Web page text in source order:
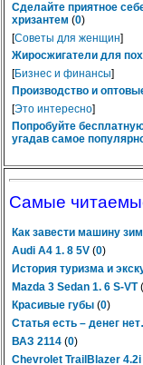
Сделайте приятное
хризантем (0)
[Советы для женщин]
Жиросжигатели для
[Бизнес и финансы]
Производство и
[Это интересно]
Попробуйте
угадав самое
Самые
Как завести машину
Audi A4 1. 8 5V (0)
История туризма и
Mazda 3 Sedan 1. 6 S-VT (
Красивые губы (0)
Статья есть – денег
ВАЗ 2114 (0)
Chevrolet TrailBlazer 4.2i